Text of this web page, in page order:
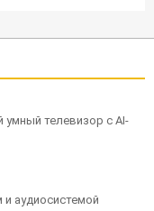
умный телевизор с AI-
аудиосистемой